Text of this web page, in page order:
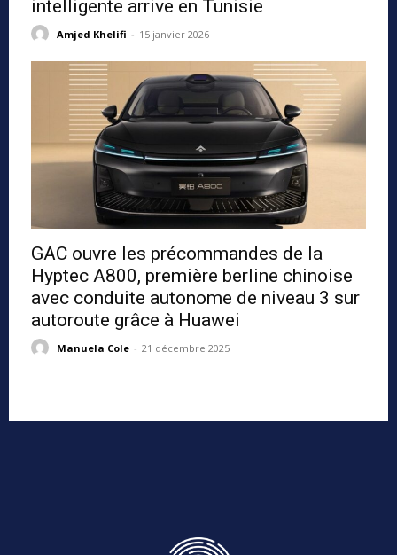
intelligente arrive en Tunisie
Amjed Khelifi - 15 janvier 2026
GAC ouvre les précommandes de la
Hyptec A800, première berline chinoise
avec conduite autonome de niveau 3 sur
autoroute grâce à Huawei
Manuela Cole - 21 décembre 2025